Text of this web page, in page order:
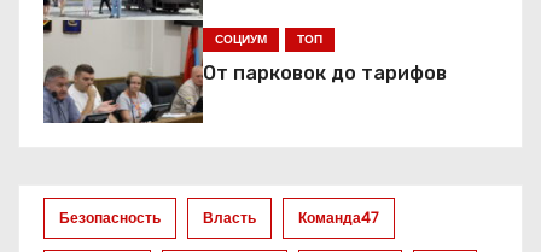
я
п
о
а
СОЦИУМ ТОП
От парковок до тарифов
Безопасность Власть Команда47